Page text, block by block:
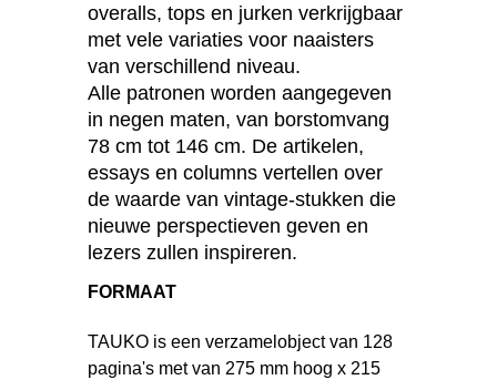
overalls, tops en jurken verkrijgbaar
met vele variaties voor naaisters
van verschillend niveau.
Alle patronen worden aangegeven
in negen maten, van borstomvang
78 cm tot 146 cm. De artikelen,
essays en columns vertellen over
de waarde van vintage-stukken die
nieuwe perspectieven geven en
lezers zullen inspireren.
FORMAAT
TAUKO is een verzamelobject van 128
pagina's met van 275 mm hoog x 215